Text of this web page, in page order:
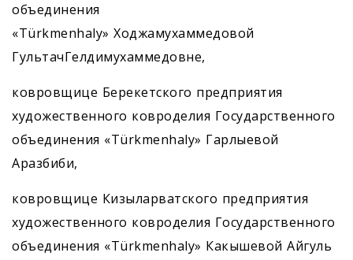
объединения
«Türkmenhaly» Ходжамухаммедовой
ГультачГелдимухаммедовне,
ковровщице Берекетского предприятия
художественного ковроделия Государственного
объединения «Türkmenhaly» Гарлыевой
Аразбиби,
ковровщице Кизыларватского предприятия
художественного ковроделия Государственного
объединения «Türkmenhaly» Какышевой Айгуль